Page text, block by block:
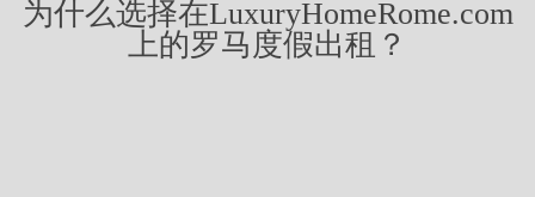
为什么选择在LuxuryHomeRome.com
上的罗马度假出租？